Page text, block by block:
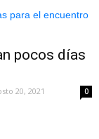
pocos días
20, 2021 0